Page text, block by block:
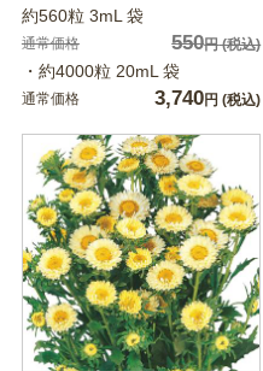
約560粒 3mL 袋
通常価格 550円(税込)
・約4000粒 20mL 袋
通常価格 3,740円 (税込)